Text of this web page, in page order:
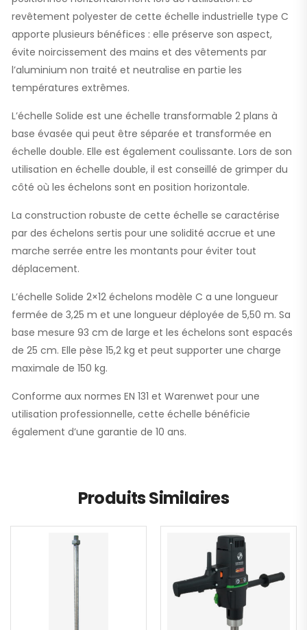
revêtement polyester de cette échelle industrielle type C
apporte plusieurs bénéfices : elle préserve son aspect,
évite noircissement des mains et des vêtements par
l’aluminium non traité et neutralise en partie les
températures extrêmes.
L’échelle Solide est une échelle transformable 2 plans à
base évasée qui peut être séparée et transformée en
échelle double. Elle est également coulissante. Lors de son
utilisation en échelle double, il est conseillé de grimper du
côté où les échelons sont en position horizontale.
La construction robuste de cette échelle se caractérise
par des échelons sertis pour une solidité accrue et une
marche serrée entre les montants pour éviter tout
déplacement.
L’échelle Solide 2×12 échelons modèle C a une longueur
fermée de 3,25 m et une longueur déployée de 5,50 m. Sa
base mesure 93 cm de large et les échelons sont espacés
de 25 cm. Elle pèse 15,2 kg et peut supporter une charge
maximale de 150 kg.
Conforme aux normes EN 131 et Warenwet pour une
utilisation professionnelle, cette échelle bénéficie
également d’une garantie de 10 ans.
Produits Similaires